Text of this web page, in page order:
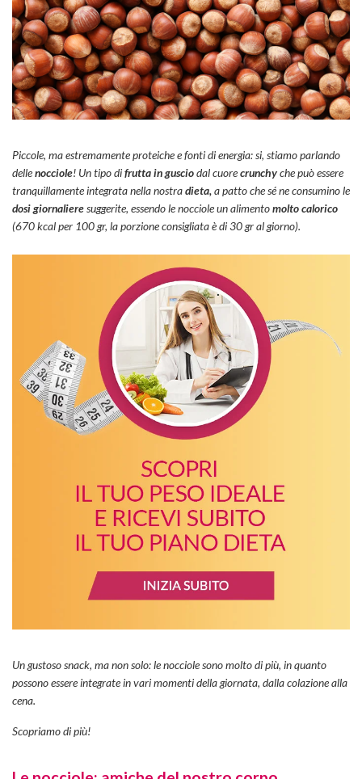
Piccole, ma estremamente proteiche e fonti di energia: si, stiamo parlando
dellenocciole! Un tipo difrutta in gusciodal cuorecrunchyche può essere
tranquillamente integrata nella nostradieta,a patto che sé ne consumino le
dosi giornalieresuggerite, essendo le nocciole un alimentomolto calorico
(670 kcal per 100 gr, la porzione consigliata è di 30 gr al giorno).
Un gustoso snack, ma non solo: le nocciole sono molto di più, in quanto
possono essere integrate in vari momenti della giornata, dalla colazione alla
cena.
Scopriamo di più!